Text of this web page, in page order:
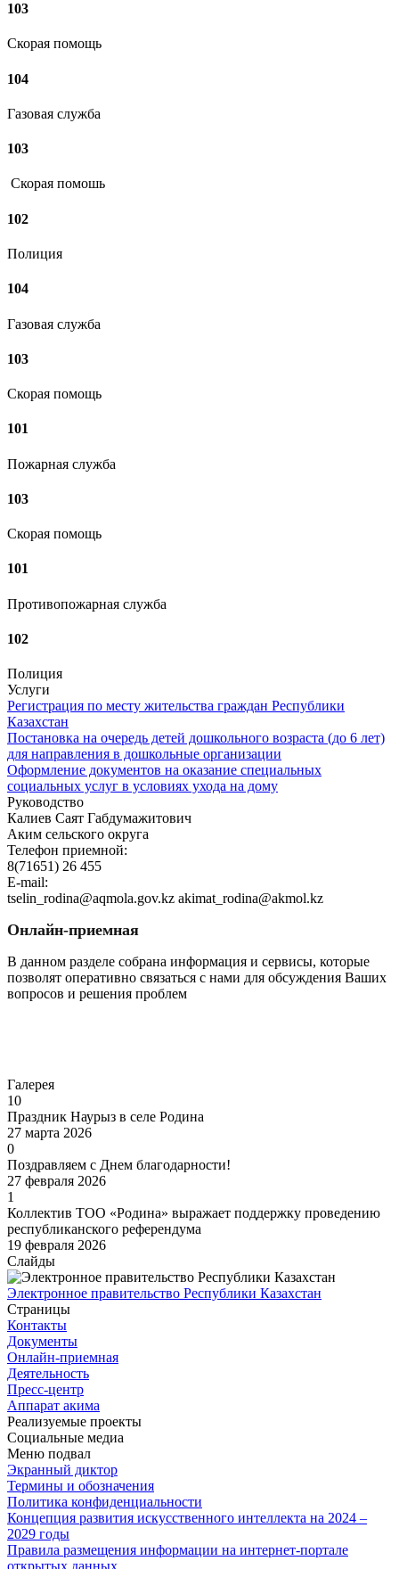
103
Скорая помощь
104
Газовая служба
103
Скорая помошь
102
Полиция
104
Газовая служба
103
Скорая помощь
101
Пожарная служба
103
Скорая помощь
101
Противопожарная служба
102
Полиция
Услуги
Регистрация по месту жительства граждан Республики
Казахстан
Постановка на очередь детей дошкольного возраста (до 6 лет)
для направления в дошкольные организации
Оформление документов на оказание специальных
социальных услуг в условиях ухода на дому
Руководство
Калиев Саят Габдумажитович
Аким сельского округа
Телефон приемной:
8(71651) 26 455
E-mail:
tselin_rodina@aqmola.gov.kz akimat_rodina@akmol.kz
Онлайн-приемная
В данном разделе собрана информация и сервисы, которые
позволят оперативно связаться с нами для обсуждения Ваших
вопросов и решения проблем
Галерея
10
Праздник Наурыз в селе Родина
27 марта 2026
0
Поздравляем с Днем благодарности!
27 февраля 2026
1
Коллектив ТОО «Родина» выражает поддержку проведению
республиканского референдума
19 февраля 2026
Слайды
Электронное правительство Республики Казахстан
Страницы
Контакты
Документы
Онлайн-приемная
Деятельность
Пресс-центр
Аппарат акима
Реализуемые проекты
Социальные медиа
Меню подвал
Экранный диктор
Термины и обозначения
Политика конфиденциальности
Концепция развития искусственного интеллекта на 2024 –
2029 годы
Правила размещения информации на интернет-портале